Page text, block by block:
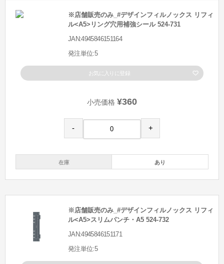
※店舗販売のみ_#デザインフィルノックス リフィ
ル<A5>リング穴用補強シール 524-731
JAN:4945846151164
発注単位:5
お気に入りに登録
小売価格 ¥360
- +
在庫 あり
※店舗販売のみ_#デザインフィルノックス リフィ
ル<A5>スリムパンチ・A5 524-732
JAN:4945846151171
発注単位:5